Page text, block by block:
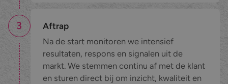
3
Aftrap
Na de start monitoren we intensief
resultaten, respons en signalen uit de
markt. We stemmen continu af met de klant
en sturen direct bij om inzicht, kwaliteit en